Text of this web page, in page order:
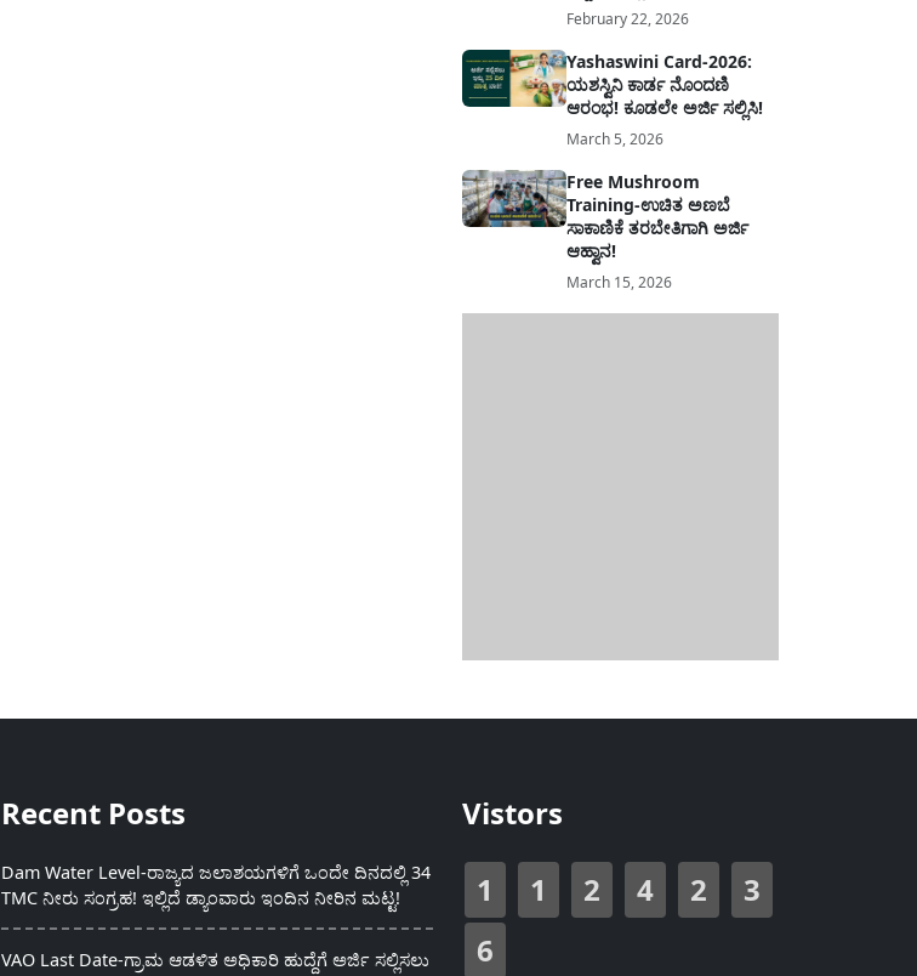
February 22, 2026
Yashaswini Card-2026:
ಯಶಸ್ವಿನಿ ಕಾರ್ಡ ನೊಂದಣಿ
ಆರಂಭ! ಕೂಡಲೇ ಅರ್ಜಿ ಸಲ್ಲಿಸಿ!
March 5, 2026
Free Mushroom
Training-ಉಚಿತ ಅಣಬೆ
ಸಾಕಾಣಿಕೆ ತರಬೇತಿಗಾಗಿ ಅರ್ಜಿ
ಆಹ್ವಾನ!
March 15, 2026
Recent Posts
Dam Water Level-ರಾಜ್ಯದ ಜಲಾಶಯಗಳಿಗೆ ಒಂದೇ ದಿನದಲ್ಲಿ 34
TMC ನೀರು ಸಂಗ್ರಹ! ಇಲ್ಲಿದೆ ಡ್ಯಾಂವಾರು ಇಂದಿನ ನೀರಿನ ಮಟ್ಟ!
VAO Last Date-ಗ್ರಾಮ ಆಡಳಿತ ಅಧಿಕಾರಿ ಹುದ್ದೆಗೆ ಅರ್ಜಿ ಸಲ್ಲಿಸಲು
Vistors
1
1 2 4 2
3
6